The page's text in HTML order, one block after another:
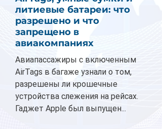
литиевые батареи: что
разрешено и что
запрещено в
авиакомпаниях
Авиапассажиры с включенным
AirTags в багаже узнали о том,
разрешены ли крошечные
устройства слежения на рейсах.
Гаджет Apple был выпущен...